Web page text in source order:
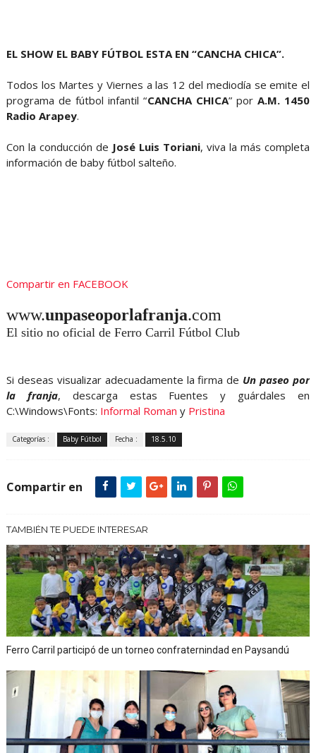
EL SHOW EL BABY FÚTBOL ESTA EN “CANCHA CHICA”.
Todos los Martes y Viernes a las 12 del mediodía se emite el
programa de fútbol infantil “CANCHA CHICA” por A.M. 1450
Radio Arapey.
Con la conducción de José Luis Toriani, viva la más completa
información de baby fútbol salteño.
Compartir en FACEBOOK
www.unpaseoporlafranja.com
El sitio no oficial de Ferro Carril Fútbol Club
Si deseas visualizar adecuadamente la firma de Un paseo por
la franja, descarga estas Fuentes y guárdales en
C:\Windows\Fonts: Informal Roman y Pristina
Categorías : Baby Fútbol Fecha : 18.5.10
Compartir en
TAMBIÉN TE PUEDE INTERESAR
Ferro Carril participó de un torneo confraternindad en Paysandú